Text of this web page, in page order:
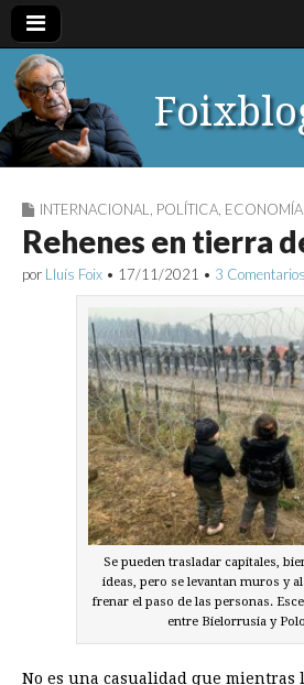
INTERNACIONAL POLÍTICA ECONOMÍA
Rehenes en tierra
por Lluís Foix • 17/11/2021 • 3 Comentarios
Se pueden trasladar capitales,
ideas, pero se levantan muros y
frenar el paso de las personas.
entre Bielorrusia y
No es una casualidad que mientras